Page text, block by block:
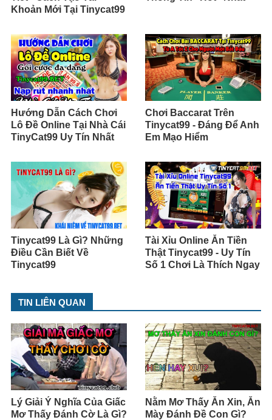
Khoản Mới Tại Tinycat99
Hướng Dẫn Cách Chơi
Lô Đề Online Tại Nhà Cái
TinyCat99 Uy Tín Nhất
Chơi Baccarat Trên
Tinycat99 - Đáng Để Anh
Em Mạo Hiểm
Tinycat99 Là Gì? Những
Điều Cần Biết Về
Tinycat99
Tài Xỉu Online Ăn Tiền
Thật Tinycat99 - Uy Tín
Số 1 Chơi Là Thích Ngay
TIN LIÊN QUAN
Lý Giải Ý Nghĩa Của Giấc
Mơ Thấy Đánh Cờ Là Gì?
Nằm Mơ Thấy Ăn Xin, Ăn
Mày Đánh Đề Con Gì?